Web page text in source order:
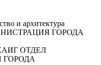
и архитектура
ГОРОДА
ОТДЕЛ
ГОРОДА